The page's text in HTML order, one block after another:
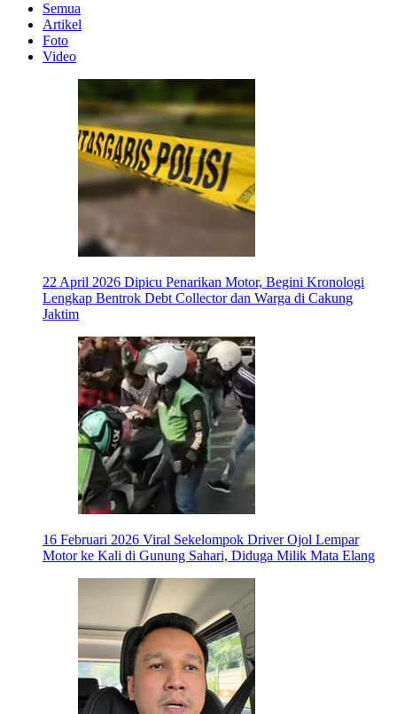
Semua
Artikel
Foto
Video
22 April 2026 Dipicu Penarikan Motor, Begini Kronologi
Lengkap Bentrok Debt Collector dan Warga di Cakung
Jaktim
16 Februari 2026 Viral Sekelompok Driver Ojol Lempar
Motor ke Kali di Gunung Sahari, Diduga Milik Mata Elang